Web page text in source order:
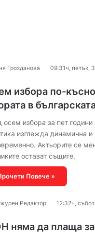
Грозданова
09:31ч, петък,
избора по-
в
осем избора за пет години
изглежда динамична
Актьорите се
остават същите.
Повече »
Редактор
12:32ч,
няма да плаща за